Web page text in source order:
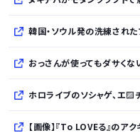
韓国・ソウル発の洗練されたブランド『ZANNE（
おっさんが使ってもダサくな
ホロライブのソシャゲ、エ▨
【画像】『To LOVEる』のア